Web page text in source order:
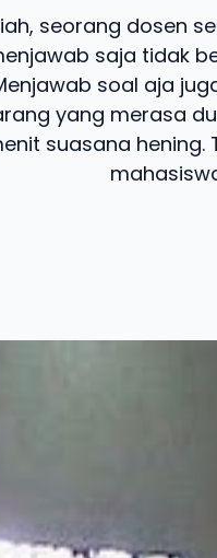
seorang dosen
saja tidak
soal aja
yang merasa
suasana